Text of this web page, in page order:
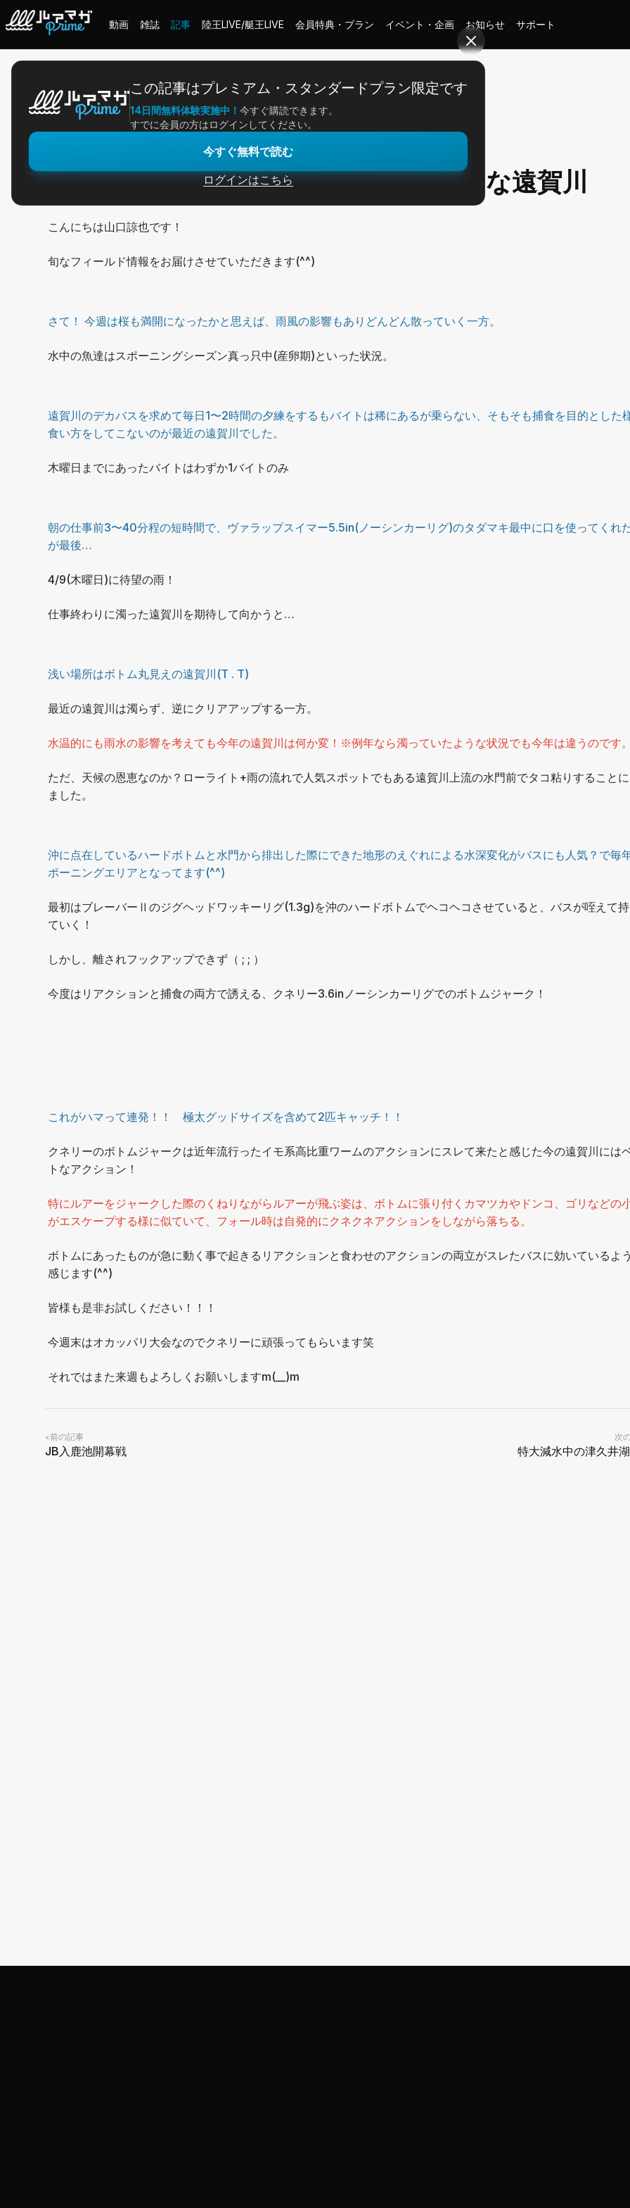
動画 雑誌 記事 陸王LIVE/艇王LIVE 会員特典・プラン イベント・企画 お知らせ サポート
この記事はプレミアム・スタンダードプラン限定です
14日間無料体験実施中！ 今すぐ購読できます。
すでに会員の方はログインしてください。
今すぐ無料で読む
ログインはこちら
2026/04/10
クエスト164:絶賛スポーニングタフ中な遠賀川
こんにちは山口諒也です！
旬なフィールド情報をお届けさせていただきます(^^)
さて！ 今週は桜も満開になったかと思えば、雨風の影響もありどんどん散っていく一方。
水中の魚達はスポーニングシーズン真っ只中(産卵期)といった状況。
遠賀川のデカバスを求めて毎日1〜2時間の夕練をするもバイトは稀にあるが乗らない、そもそも捕食を目的とした
食い方をしてこないのが最近の遠賀川でした。
木曜日までにあったバイトはわずか1バイトのみ
朝の仕事前3〜40分程の短時間で、ヴァラップスイマー5.5in(ノーシンカーリグ)のタダマキ最中に口を使ってくれ
が最後…
4/9(木曜日)に待望の雨！
仕事終わりに濁った遠賀川を期待して向かうと…
浅い場所はボトム丸見えの遠賀川(T . T)
最近の遠賀川は濁らず、逆にクリアアップする一方。
水温的にも雨水の影響を考えても今年の遠賀川は何か変！※例年なら濁っていたような状況でも今年は違うのです。
ただ、天候の恩恵なのか？ローライト+雨の流れで人気スポットでもある遠賀川上流の水門前でタコ粘りすること
ました。
沖に点在しているハードボトムと水門から排出した際にできた地形のえぐれによる水深変化がバスにも人気？で毎
ポーニングエリアとなってます(^^)
最初はブレーバーⅡのジグヘッドワッキーリグ(1.3g)を沖のハードボトムでヘコヘコさせていると、バスが咥えて
ていく！
しかし、離されフックアップできず（ ; ; ）
今度はリアクションと捕食の両方で誘える、クネリー3.6inノーシンカーリグでのボトムジャーク！
これがハマって連発！！ 極太グッドサイズを含めて2匹キャッチ！！
クネリーのボトムジャークは近年流行ったイモ系高比重ワームのアクションにスレて来たと感じた今の遠賀川には
トなアクション！
特にルアーをジャークした際のくねりながらルアーが飛ぶ姿は、ボトムに張り付くカマツカやドンコ、ゴリなどの
がエスケープする様に似ていて、フォール時は自発的にクネクネアクションをしながら落ちる。
ボトムにあったものが急に動く事で起きるリアクションと食わせのアクションの両立がスレたバスに効いているよ
感じます(^^)
皆様も是非お試しください！！！
今週末はオカッパリ大会なのでクネリーに頑張ってもらいます笑
それではまた来週もよろしくお願いしますm(__)m
<前の記事
JB入鹿池開幕戦
次
特大減水中の津久井